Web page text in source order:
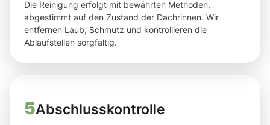
Die Reinigung erfolgt mit bewährten Methoden,
abgestimmt auf den Zustand der Dachrinnen. Wir
entfernen Laub, Schmutz und kontrollieren die
Ablaufstellen sorgfältig.
5Abschlusskontrolle